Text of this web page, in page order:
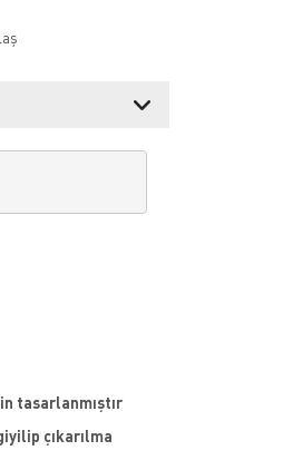
tasarlanmıştır
çıkarılma